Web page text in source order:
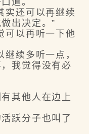
道。
还可以再继续
出决定。”
以再听一下他
续多听一点，
我觉得没有必
其他人在边上
跃分子也叫了